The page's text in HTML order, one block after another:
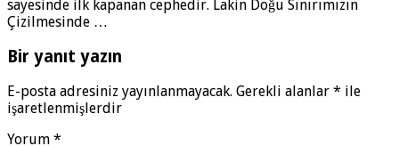
sayesinde ilk kapanan cephedir. Lakin Doğu Sınırımızın
Çizilmesinde …
Bir yanıt yazın
E-posta adresiniz yayınlanmayacak. Gerekli alanlar * ile
işaretlenmişlerdir
Yorum *